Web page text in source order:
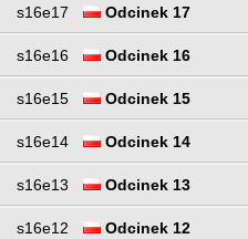
s16e17 Odcinek 17
s16e16 Odcinek 16
s16e15 Odcinek 15
s16e14 Odcinek 14
s16e13 Odcinek 13
s16e12 Odcinek 12